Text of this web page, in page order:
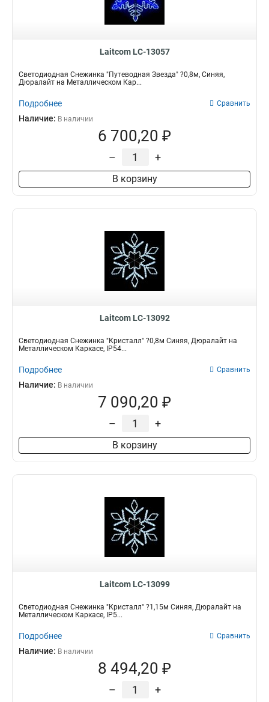
Laitcom LC-13057
Светодиодная Снежинка "Путеводная Звезда" ?0,8м, Синяя,
Дюралайт на Металлическом Кар...
Подробнее Сравнить
Наличие: В наличии
6 700,20 ₽
– +
В корзину
Laitcom LC-13092
Светодиодная Снежинка "Кристалл" ?0,8м Синяя, Дюралайт на
Металлическом Каркасе, IP54...
Подробнее Сравнить
Наличие: В наличии
7 090,20 ₽
– +
В корзину
Laitcom LC-13099
Светодиодная Снежинка "Кристалл" ?1,15м Синяя, Дюралайт на
Металлическом Каркасе, IP5...
Подробнее Сравнить
Наличие: В наличии
8 494,20 ₽
– +